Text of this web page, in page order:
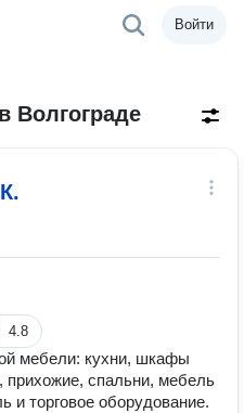
Войти
Волгограде
4.8
мебели: кухни, шкафы
прихожие, спальни, мебель
и торговое оборудование.